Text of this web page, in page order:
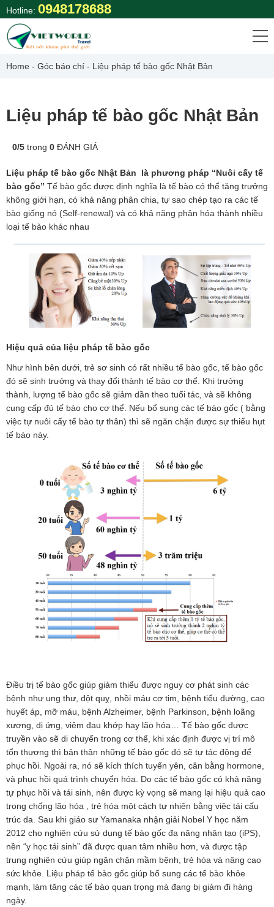
Skip
to
content
Hotline: 0948178688
Home - Góc báo chí - Liệu pháp tế bào gốc Nhật Bản
Liệu pháp tế bào gốc Nhật Bản
0/5 trong 0 ĐÁNH GIÁ
Liệu pháp tế bào gốc Nhật Bản là phương pháp “Nuôi cấy tế
bào gốc” Tế bào gốc được định nghĩa là tế bào có thể tăng trưởng
không giới hạn, có khả năng phân chia, tự sao chép tạo ra các tế
bào giống nó (Self-renewal) và có khả năng phân hóa thành nhiều
loại tế bào khác nhau
Hiệu quả của liệu pháp tế bào gốc
Như hình bên dưới, trẻ sơ sinh có rất nhiều tế bào gốc, tế bào gốc
đó sẽ sinh trưởng và thay đổi thành tế bào cơ thể. Khi trưởng
thành, lượng tế bào gốc sẽ giảm dần theo tuổi tác, và sẽ không
cung cấp đủ tế bào cho cơ thể. Nếu bổ sung các tế bào gốc ( bằng
việc tự nuôi cấy tế bào tự thân) thì sẽ ngăn chặn được sự thiếu hụt
tế bào này.
Điều trị tế bào gốc giúp giảm thiểu được nguy cơ phát sinh các
bệnh như ung thư, đột quỵ, nhồi máu cơ tim, bệnh tiểu đường, cao
huyết áp, mỡ máu, bệnh Alzheimer, bệnh Parkinson, bệnh loãng
xương, dị ứng, viêm đau khớp hay lão hóa… Tế bào gốc được
truyền vào sẽ di chuyển trong cơ thể, khi xác định được vị trí mô
tổn thương thì bản thân những tế bào gốc đó sẽ tự tác động để
phục hồi. Ngoài ra, nó sẽ kích thích tuyến yên, cân bằng hormone,
và phục hồi quá trình chuyển hóa. Do các tế bào gốc có khả năng
tự phục hồi và tái sinh, nên được kỳ vọng sẽ mang lại hiệu quả cao
trong chống lão hóa , trẻ hóa một cách tự nhiên bằng việc tái cấu
trúc da. Sau khi giáo sư Yamanaka nhận giải Nobel Y học năm
2012 cho nghiên cứu sử dụng tế bào gốc đa năng nhân tạo (iPS),
nền “y học tái sinh” đã được quan tâm nhiều hơn, và được tập
trung nghiên cứu giúp ngăn chặn mầm bệnh, trẻ hóa và nâng cao
sức khỏe. Liệu pháp tế bào gốc giúp bổ sung các tế bào khỏe
mạnh, làm tăng các tế bào quan trọng mà đang bị giảm đi hàng
ngày.